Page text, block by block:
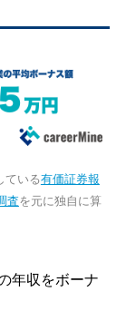
ている有価証券報
査を元に独自に算
年収をボーナ